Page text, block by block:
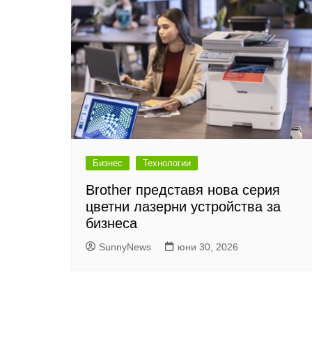
Бизнес Технологии
Brother представя нова серия
цветни лазерни устройства за
бизнеса
SunnyNews юни 30, 2026